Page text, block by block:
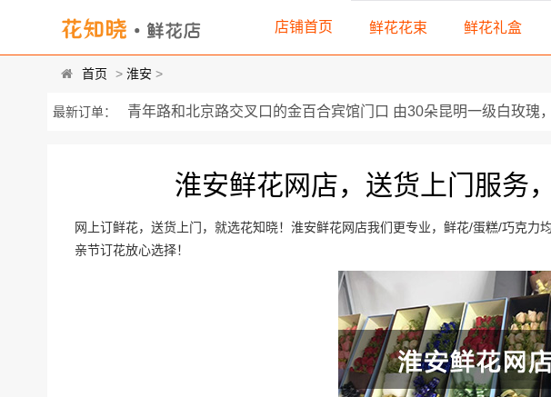
店铺首页 鲜花花束 鲜花礼盒
首页 > 淮安 >
最新订单： 青年路和北京路交叉口的金百合宾馆门口 由30朵昆明一级白玫瑰
邓码小区A区3栋14号 23朵精品红色康乃馨，黄...
富士康路188号全峰 精选11朵极品红玫瑰，黄...
江苏省淮安市经济开发区富誉路一号，新... 33朵极品香槟玫瑰，
江苏省淮安市洪泽县商业街衣纱美尔女装店 包装：，配精美花器
金湖县 人民路198号 金建橄榄城小区 19朵极品红玫瑰。
淮安鲜花网店，送货上门服务
网上订鲜花，送货上门，就选花知晓！淮安鲜花网店我们更专业，鲜花/蛋糕/巧克
亲节订花放心选择！